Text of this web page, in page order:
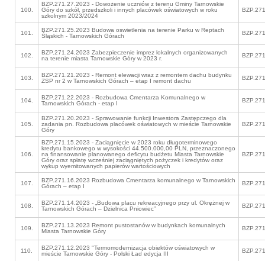
100.
BZP.271.27.2023 - Dowożenie uczniów z terenu Gminy Tarnowskie
Góry do szkół, przedszkoli i innych placówek oświatowych w roku
szkolnym 2023/2024
101.
BZP.271.25.2023 Budowa oswietlenia na terenie Parku w Reptach
Śląskich - Tarnowskich Górach
102.
BZP.271.24.2023 Zabezpieczenie imprez lokalnych organizowanych
na terenie miasta Tarnowskie Góry w 2023 r.
103.
BZP.271.21.2023 - Remont elewacji wraz z remontem dachu budynku
ZSP nr 2 w Tarnowskich Górach – etap I remont dachu
104.
BZP.271.22.2023 - Rozbudowa Cmentarza Komunalnego w
Tarnowskich Górach - etap I
105.
BZP.271.20.2023 - Sprawowanie funkcji Inwestora Zastępczego dla
zadania pn. Rozbudowa placówek oświatowych w mieście Tarnowskie
Góry
106.
BZP.271.15.2023 - Zaciągnięcie w 2023 roku długoterminowego
kredytu bankowego w wysokości 44.500.000,00 PLN, przeznaczonego
na finansowanie planowanego deficytu budżetu Miasta Tarnowskie
Góry oraz spłatę wcześniej zaciągniętych pożyczek i kredytów oraz
wykup wyemitowanych papierów wartościowych
107.
BZP.271.16.2023 Rozbudowa Cmentarza komunalnego w Tarnowskich
Górach – etap I
108.
BZP.271.14.2023 - „Budowa placu rekreacyjnego przy ul. Okrężnej w
Tarnowskich Górach – Dzielnica Pniowiec”
109.
BZP.271.13.2023 Remont pustostanów w budynkach komunalnych
Miasta Tarnowskie Góry
110.
BZP.271.12.2023 "Termomodernizacja obiektów oświatowych w
mieście Tarnowskie Góry - Polski Ład edycja III